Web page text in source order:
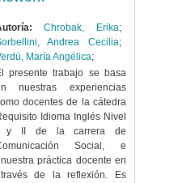
Chrobak, Erika;
Andrea Cecilia;
María Angélica;
presente trabajo se basa
nuestras experiencias
docentes de la cátedra
Idioma Inglés Nivel
I y II de la carrera de
Social, e
práctica docente en
de la reflexión. Es